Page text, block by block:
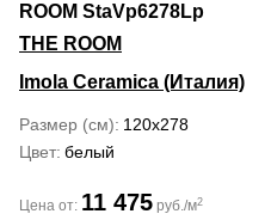
ROOM StaVp6278Lp
THE ROOM
Imola Ceramica (Италия)
Размер (см) 120x278
Цвет белый
Цена от: 11 475 руб./м2